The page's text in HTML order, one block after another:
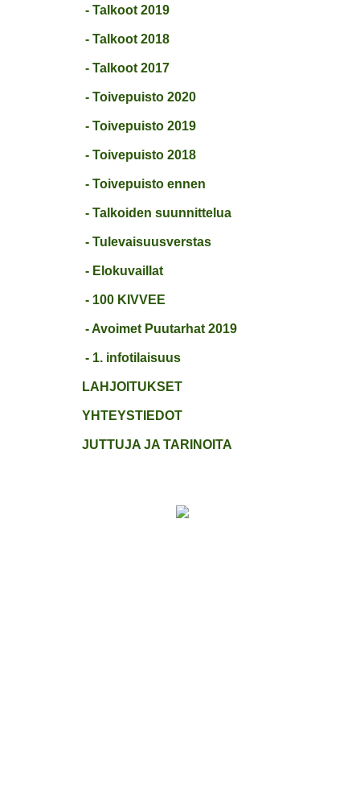
- Talkoot 2019
- Talkoot 2018
- Talkoot 2017
- Toivepuisto 2020
- Toivepuisto 2019
- Toivepuisto 2018
- Toivepuisto ennen
- Talkoiden suunnittelua
- Tulevaisuusverstas
- Elokuvaillat
- 100 KIVVEE
- Avoimet Puutarhat 2019
- 1. infotilaisuus
LAHJOITUKSET
YHTEYSTIEDOT
JUTTUJA JA TARINOITA